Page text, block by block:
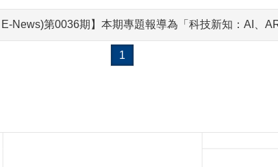
News)第0036期】本期專題報導為「科技新知：AI、
1